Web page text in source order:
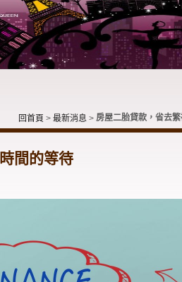
回首頁 > 最新消息 > 房屋二胎貸款，省去
間的等待